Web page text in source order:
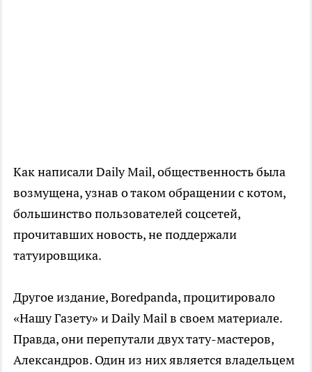
Как написали Daily Mail, общественность была
возмущена, узнав о таком обращении с котом,
большинство пользователей соцсетей,
прочитавших новость, не поддержали
татуировщика.
Другое издание, Boredpanda, процитировало
«Нашу Газету» и Daily Mail в своем материале.
Правда, они перепутали двух тату-мастеров,
Александров. Один из них является владельцем